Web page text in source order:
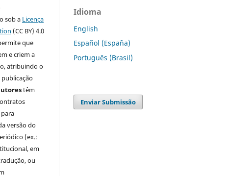
sob a Licença
(CC BY) 4.0
que
e criem a
atribuindo o
têm
versão do
(ex.:
em
ou
Idioma
English
Español (España)
Português (Brasil)
Enviar Submissão